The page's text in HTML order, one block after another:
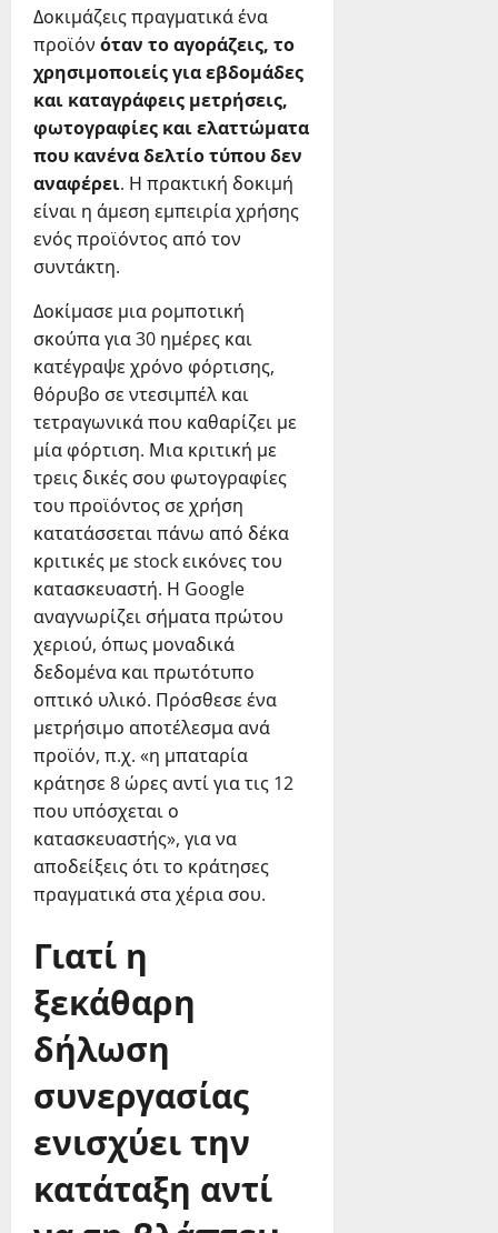
Δοκιμάζεις πραγματικά ένα
προϊόν όταν το αγοράζεις, το
χρησιμοποιείς για εβδομάδες
και καταγράφεις μετρήσεις,
φωτογραφίες και ελαττώματα
που κανένα δελτίο τύπου δεν
αναφέρει. Η πρακτική δοκιμή
είναι η άμεση εμπειρία χρήσης
ενός προϊόντος από τον
συντάκτη.
Δοκίμασε μια ρομποτική
σκούπα για 30 ημέρες και
κατέγραψε χρόνο φόρτισης,
θόρυβο σε ντεσιμπέλ και
τετραγωνικά που καθαρίζει με
μία φόρτιση. Μια κριτική με
τρεις δικές σου φωτογραφίες
του προϊόντος σε χρήση
κατατάσσεται πάνω από δέκα
κριτικές με stock εικόνες του
κατασκευαστή. Η Google
αναγνωρίζει σήματα πρώτου
χεριού, όπως μοναδικά
δεδομένα και πρωτότυπο
οπτικό υλικό. Πρόσθεσε ένα
μετρήσιμο αποτέλεσμα ανά
προϊόν, π.χ. «η μπαταρία
κράτησε 8 ώρες αντί για τις 12
που υπόσχεται ο
κατασκευαστής», για να
αποδείξεις ότι το κράτησες
πραγματικά στα χέρια σου.
Γιατί η
ξεκάθαρη
δήλωση
συνεργασίας
ενισχύει την
κατάταξη αντί